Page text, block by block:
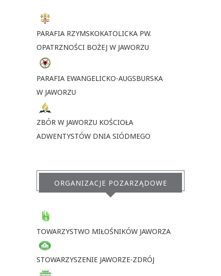
PARAFIA RZYMSKOKATOLICKA PW.
OPATRZNOŚCI BOŻEJ W JAWORZU
PARAFIA EWANGELICKO-AUGSBURSKA
W JAWORZU
ZBÓR W JAWORZU KOŚCIOŁA
ADWENTYSTÓW DNIA SIÓDMEGO
ORGANIZACJE POZARZĄDOWE
TOWARZYSTWO MIŁOŚNIKÓW JAWORZA
STOWARZYSZENIE JAWORZE-ZDRÓJ